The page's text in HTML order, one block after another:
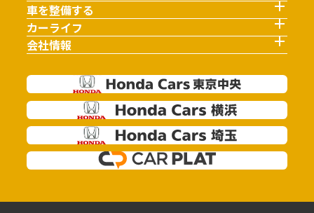
車を整備する
カーライフ
会社情報